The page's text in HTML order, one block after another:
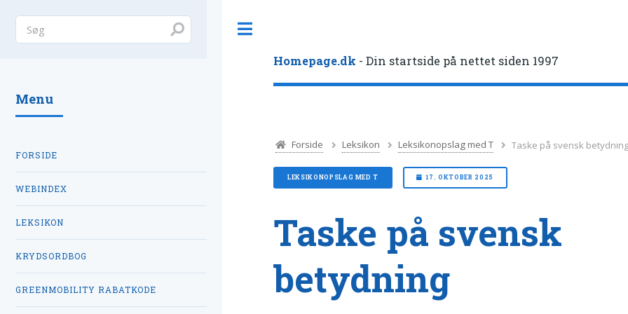
Homepage.dk - Din startside på nettet siden 1997
Forside Leksikon Leksikonopslag med T Taske på svensk
LEKSIKONOPSLAG MED T 17. OKTOBER 2025
Taske på svensk
betydning
Menu
FORSIDE
WEBINDEX
LEKSIKON
KRYDSORDBOG
GREENMOBILITY RABATKODE